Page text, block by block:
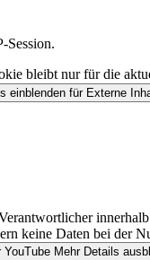
Session.
bleibt nur für die
einblenden für Externe
keine Daten bei der
YouTube Mehr Details